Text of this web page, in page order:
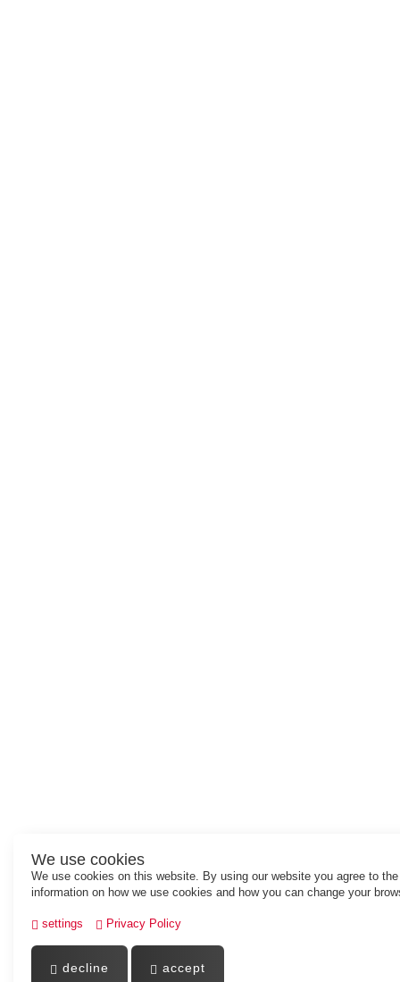
We use cookies
We use cookies on this website. By using our website you agree to
information on how we use cookies and how you can change your
settings Privacy Policy
decline accept